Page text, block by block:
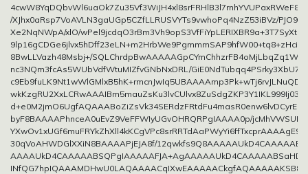
/XJhx0aRsp7VoAVLN3gaUGp5CZfLLRUSVYTs9vwhoPq4NzZ53iBVz/
Xe2NqNWpA/xlO/
8BwLLVazh48Msbj+/
nc3NQm3fcAs5WUbVdfWtuMIZfvGNbNxDRL/
byF8BAAAAPhnceA0uEvZ9VeFFWIyUGvOHRQRPgIAAAA0p/
30qVoAHWDGlXXiN8BAAAAPjEJA8f/